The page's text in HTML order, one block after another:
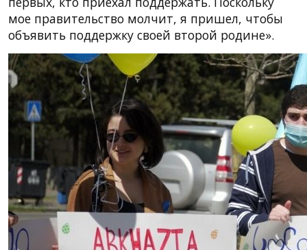
мое правительство молчит, я пришел, чтобы
объявить поддержку своей второй родине».